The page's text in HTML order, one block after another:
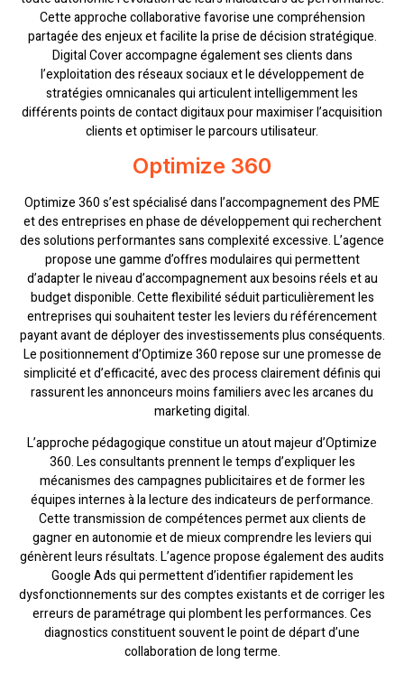
Cette approche collaborative favorise une compréhension
partagée des enjeux et facilite la prise de décision stratégique.
Digital Cover accompagne également ses clients dans
l’exploitation des réseaux sociaux et le développement de
stratégies omnicanales qui articulent intelligemment les
différents points de contact digitaux pour maximiser l’acquisition
clients et optimiser le parcours utilisateur.
Optimize 360
Optimize 360 s’est spécialisé dans l’accompagnement des PME
et des entreprises en phase de développement qui recherchent
des solutions performantes sans complexité excessive. L’agence
propose une gamme d’offres modulaires qui permettent
d’adapter le niveau d’accompagnement aux besoins réels et au
budget disponible. Cette flexibilité séduit particulièrement les
entreprises qui souhaitent tester les leviers du référencement
payant avant de déployer des investissements plus conséquents.
Le positionnement d’Optimize 360 repose sur une promesse de
simplicité et d’efficacité, avec des process clairement définis qui
rassurent les annonceurs moins familiers avec les arcanes du
marketing digital.
L’approche pédagogique constitue un atout majeur d’Optimize
360. Les consultants prennent le temps d’expliquer les
mécanismes des campagnes publicitaires et de former les
équipes internes à la lecture des indicateurs de performance.
Cette transmission de compétences permet aux clients de
gagner en autonomie et de mieux comprendre les leviers qui
génèrent leurs résultats. L’agence propose également des audits
Google Ads qui permettent d’identifier rapidement les
dysfonctionnements sur des comptes existants et de corriger les
erreurs de paramétrage qui plombent les performances. Ces
diagnostics constituent souvent le point de départ d’une
collaboration de long terme.